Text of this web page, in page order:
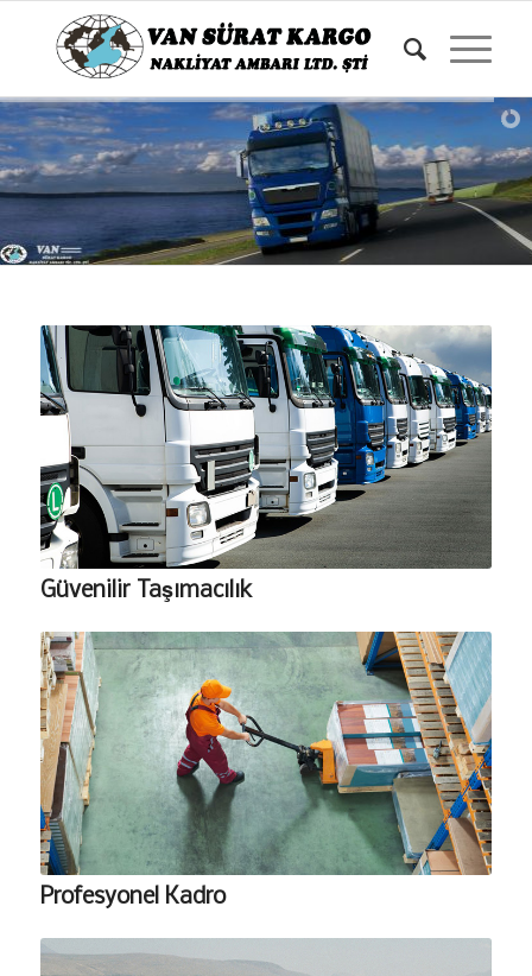
Güvenilir Taşımacılık
Profesyonel Kadro